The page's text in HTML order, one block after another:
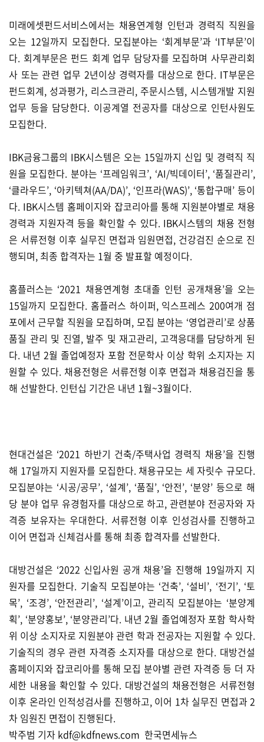
미래에셋펀드서비스에서는 채용연계형 인턴과 경력직 직원을
오는 12일까지 모집한다. 모집분야는 ‘회계부문’과 ‘IT부문’이
다. 회계부문은 펀드 회계 업무 담당자를 모집하며 사무관리회
사 또는 관련 업무 2년이상 경력자를 대상으로 한다. IT부문은
펀드회계, 성과평가, 리스크관리, 주문시스템, 시스템개발 지원
업무 등을 담당한다. 이공계열 전공자를 대상으로 인턴사원도
모집한다.
IBK금융그룹의 IBK시스템은 오는 15일까지 신입 및 경력직 직
원을 모집한다. 분야는 ‘프레임워크’, ‘AI/빅데이터’, ‘품질관리’,
‘클라우드’, ‘아키텍쳐(AA/DA)’, ‘인프라(WAS)’, ‘통합구매’ 등이
다. IBK시스템 홈페이지와 잡코리아를 통해 지원분야별로 채용
경력과 지원자격 등을 확인할 수 있다. IBK시스템의 채용 전형
은 서류전형 이후 실무진 면접과 임원면접, 건강검진 순으로 진
행되며, 최종 합격자는 1월 중 발표할 예정이다.
홈플러스는 ‘2021 채용연계형 초대졸 인턴 공개채용’을 오는
15일까지 모집한다. 홈플러스 하이퍼, 익스프레스 200여개 점
포에서 근무할 직원을 모집하며, 모집 분야는 ‘영업관리’로 상품
품질 관리 및 진열, 발주 및 재고관리, 고객응대를 담당하게 된
다. 내년 2월 졸업예정자 포함 전문학사 이상 학위 소지자는 지
원할 수 있다. 채용전형은 서류전형 이후 면접과 채용검진을 통
해 선발한다. 인턴십 기간은 내년 1월~3월이다.
현대건설은 ‘2021 하반기 건축/주택사업 경력직 채용’을 진행
해 17일까지 지원자를 모집한다. 채용규모는 세 자릿수 규모다.
모집분야는 ‘시공/공무’, ‘설계’, ‘품질’, ‘안전’, ‘분양’ 등으로 해
당 분야 업무 유경험자를 대상으로 하고, 관련분야 전공자와 자
격증 보유자는 우대한다. 서류전형 이후 인성검사를 진행하고
이어 면접과 신체검사를 통해 최종 합격자를 선발한다.
대방건설은 ‘2022 신입사원 공개 채용’을 진행해 19일까지 지
원자를 모집한다. 기술직 모집분야는 ‘건축’, ‘설비’, ‘전기’, ‘토
목’, ‘조경’, ‘안전관리’, ‘설계’이고, 관리직 모집분야는 ‘분양계
획’, ‘분양홍보’, ‘분양관리’다. 내년 2월 졸업예정자 포함 학사학
위 이상 소지자로 지원분야 관련 학과 전공자는 지원할 수 있다.
기술직의 경우 관련 자격증 소지자를 대상으로 한다. 대방건설
홈페이지와 잡코리아를 통해 모집 분야별 관련 자격증 등 더 자
세한 내용을 확인할 수 있다. 대방건설의 채용전형은 서류전형
이후 온라인 인적성검사를 진행하고, 이어 1차 실무진 면접과 2
차 임원진 면접이 진행된다.
박주범 기자 kdf@kdfnews.com 한국면세뉴스